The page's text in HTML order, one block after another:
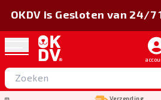
OKDV is Gesloten van 24/